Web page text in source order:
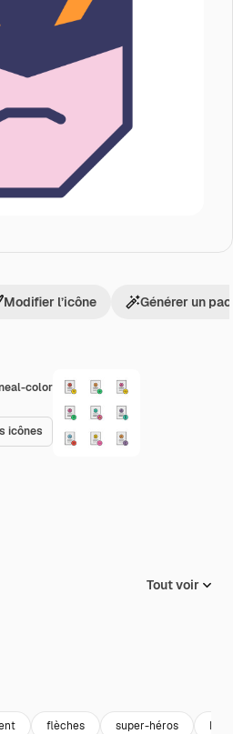
color
icônes
Modifier l’icône Générer un
Tout voir
flèches super-héros